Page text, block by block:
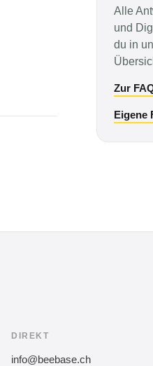
Alle
und
du in
Zur
Eigene
DIREKT
info@beebase.ch